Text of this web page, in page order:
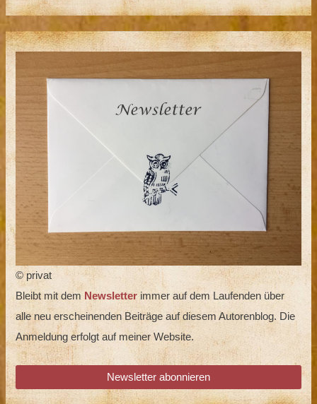
© privat
Bleibt mit dem Newsletter immer auf dem Laufenden über
alle neu erscheinenden Beiträge auf diesem Autorenblog. Die
Anmeldung erfolgt auf meiner Website.
Newsletter abonnieren